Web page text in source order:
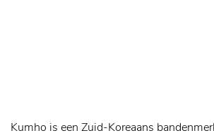
Kumho is een Zuid-Koreaans